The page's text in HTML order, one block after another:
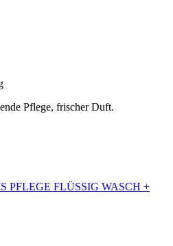
Pflege, frischer Duft.